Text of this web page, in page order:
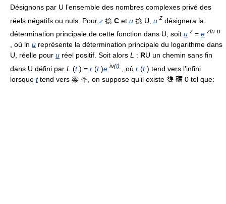
Désignons par U l’ensemble des nombres complexes privé des
réels négatifs ou nuls. Pour z 捻 C et u 捻 U, u z désignera la
détermination principale de cette fonction dans U, soit u z = e zln u
, où ln u représente la détermination principale du logarithme dans
U, réelle pour u réel positif. Soit alors L : RU un chemin sans fin
dans U défini par L (t) = r (t)e iv(t) , où r (t) tend vers l’infini
lorsque ttend vers 梁 秊, on suppose qu’il existe 﨎 礪 0 tel que: